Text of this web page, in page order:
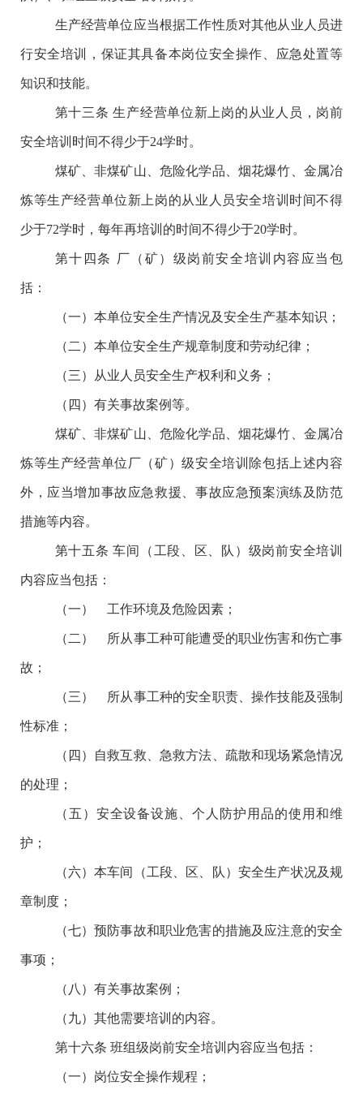
生产经营单位应当根据工作性质对其他从业人员进
行安全培训，保证其具备本岗位安全操作、应急处置等
知识和技能。
第十三条 生产经营单位新上岗的从业人员，岗前
安全培训时间不得少于24学时。
煤矿、非煤矿山、危险化学品、烟花爆竹、金属冶
炼等生产经营单位新上岗的从业人员安全培训时间不得
少于72学时，每年再培训的时间不得少于20学时。
第十四条 厂（矿）级岗前安全培训内容应当包
括：
（一）本单位安全生产情况及安全生产基本知识；
（二）本单位安全生产规章制度和劳动纪律；
（三）从业人员安全生产权利和义务；
（四）有关事故案例等。
煤矿、非煤矿山、危险化学品、烟花爆竹、金属冶
炼等生产经营单位厂（矿）级安全培训除包括上述内容
外，应当增加事故应急救援、事故应急预案演练及防范
措施等内容。
第十五条 车间（工段、区、队）级岗前安全培训
内容应当包括：
（一） 工作环境及危险因素；
（二） 所从事工种可能遭受的职业伤害和伤亡事
故；
（三） 所从事工种的安全职责、操作技能及强制
性标准；
（四）自救互救、急救方法、疏散和现场紧急情况
的处理；
（五）安全设备设施、个人防护用品的使用和维
护；
（六）本车间（工段、区、队）安全生产状况及规
章制度；
（七）预防事故和职业危害的措施及应注意的安全
事项；
（八）有关事故案例；
（九）其他需要培训的内容。
第十六条 班组级岗前安全培训内容应当包括：
（一）岗位安全操作规程；